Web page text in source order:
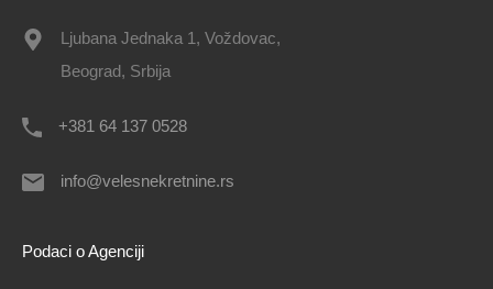
Ljubana Jednaka 1, Voždovac,
Beograd, Srbija
+381 64 137 0528
info@velesnekretnine.rs
Podaci o Agenciji